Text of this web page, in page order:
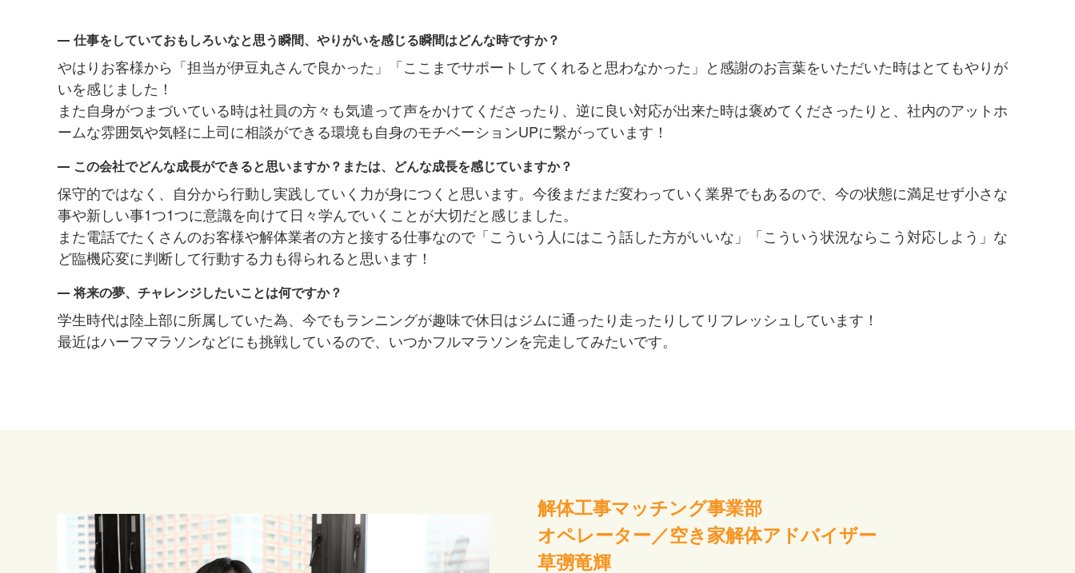
仕事をしていておもしろいなと思う瞬間、やりがいを感じる瞬間はどんな時ですか？
やはりお客様から「担当が伊豆丸さんで良かった」「ここまでサポートしてくれると思わなかった」と感謝のお言葉をいただいた時はとてもやりが
いを感じました！
また自身がつまづいている時は社員の方々も気遣って声をかけてくださったり、逆に良い対応が出来た時は褒めてくださったりと、社内のアットホ
ームな雰囲気や気軽に上司に相談ができる環境も自身のモチベーションUPに繋がっています！
この会社でどんな成長ができると思いますか？または、どんな成長を感じていますか？
保守的ではなく、自分から行動し実践していく力が身につくと思います。今後まだまだ変わっていく業界でもあるので、今の状態に満足せず小さな
事や新しい事1つ1つに意識を向けて日々学んでいくことが大切だと感じました。
また電話でたくさんのお客様や解体業者の方と接する仕事なので「こういう人にはこう話した方がいいな」「こういう状況ならこう対応しよう」な
ど臨機応変に判断して行動する力も得られると思います！
将来の夢、チャレンジしたいことは何ですか？
学生時代は陸上部に所属していた為、今でもランニングが趣味で休日はジムに通ったり走ったりしてリフレッシュしています！
最近はハーフマラソンなどにも挑戦しているので、いつかフルマラソンを完走してみたいです。
解体工事マッチング事業部
オペレーター／空き家解体アドバイザー
草彅竜輝